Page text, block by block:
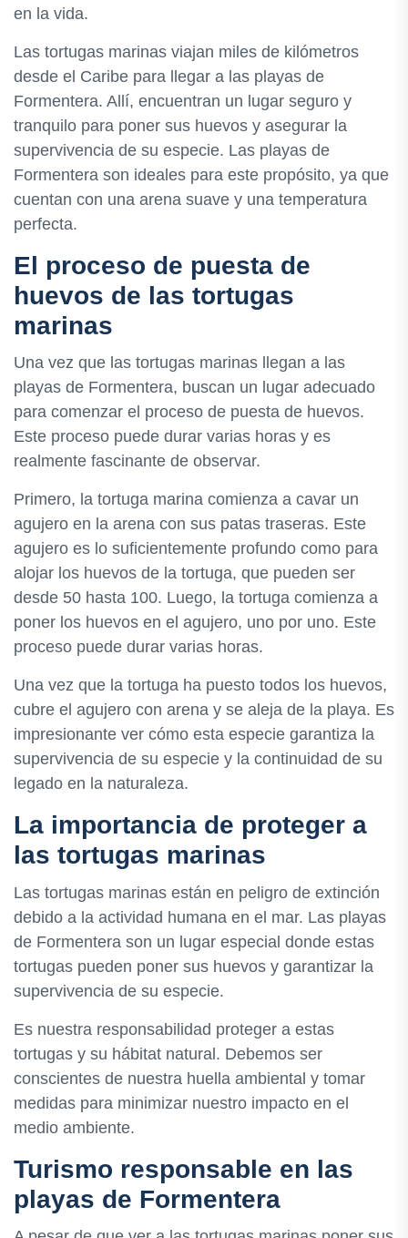
en la vida.
Las tortugas marinas viajan miles de kilómetros
desde el Caribe para llegar a las playas de
Formentera. Allí, encuentran un lugar seguro y
tranquilo para poner sus huevos y asegurar la
supervivencia de su especie. Las playas de
Formentera son ideales para este propósito, ya que
cuentan con una arena suave y una temperatura
perfecta.
El proceso de puesta de
huevos de las tortugas
marinas
Una vez que las tortugas marinas llegan a las
playas de Formentera, buscan un lugar adecuado
para comenzar el proceso de puesta de huevos.
Este proceso puede durar varias horas y es
realmente fascinante de observar.
Primero, la tortuga marina comienza a cavar un
agujero en la arena con sus patas traseras. Este
agujero es lo suficientemente profundo como para
alojar los huevos de la tortuga, que pueden ser
desde 50 hasta 100. Luego, la tortuga comienza a
poner los huevos en el agujero, uno por uno. Este
proceso puede durar varias horas.
Una vez que la tortuga ha puesto todos los huevos,
cubre el agujero con arena y se aleja de la playa. Es
impresionante ver cómo esta especie garantiza la
supervivencia de su especie y la continuidad de su
legado en la naturaleza.
La importancia de proteger a
las tortugas marinas
Las tortugas marinas están en peligro de extinción
debido a la actividad humana en el mar. Las playas
de Formentera son un lugar especial donde estas
tortugas pueden poner sus huevos y garantizar la
supervivencia de su especie.
Es nuestra responsabilidad proteger a estas
tortugas y su hábitat natural. Debemos ser
conscientes de nuestra huella ambiental y tomar
medidas para minimizar nuestro impacto en el
medio ambiente.
Turismo responsable en las
playas de Formentera